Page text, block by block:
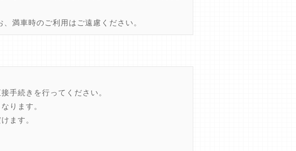
満車時のご利用はご遠慮ください。
手続きを行ってください。
ります。
ます。